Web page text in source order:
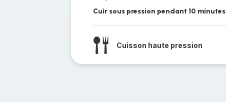
Cuir sous pression pendant 10 minutes
Cuisson haute pression